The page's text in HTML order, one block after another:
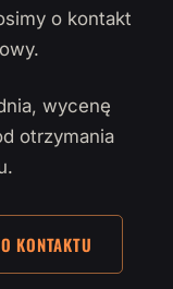
o kontakt
wycenę
otrzymania
KONTAKTU